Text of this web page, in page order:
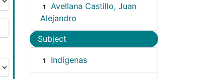
1
Avellana Castillo, Juan
Alejandro
Subject
1 Indígenas